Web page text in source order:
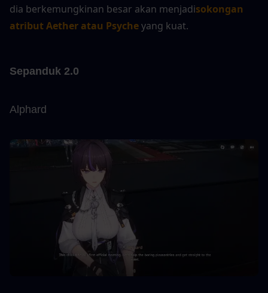
dia berkemungkinan besar akan menjadisokongan
atribut Aether atau Psyche yang kuat.
Sepanduk 2.0
Alphard